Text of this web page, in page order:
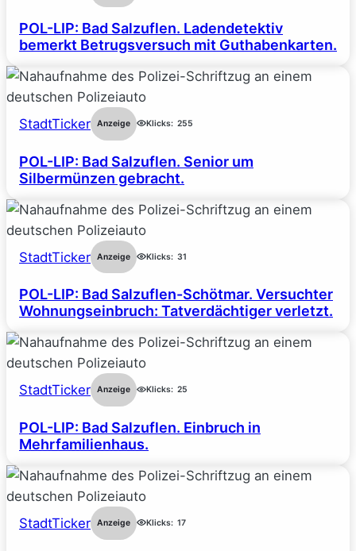
POL-LIP: Bad Salzuflen. Ladendetektiv
bemerkt Betrugsversuch mit Guthabenkarten.
StadtTicker Anzeige Klicks: 255
POL-LIP: Bad Salzuflen. Senior um
Silbermünzen gebracht.
StadtTicker Anzeige Klicks: 31
POL-LIP: Bad Salzuflen-Schötmar. Versuchter
Wohnungseinbruch: Tatverdächtiger verletzt.
StadtTicker Anzeige Klicks: 25
POL-LIP: Bad Salzuflen. Einbruch in
Mehrfamilienhaus.
StadtTicker Anzeige Klicks: 17